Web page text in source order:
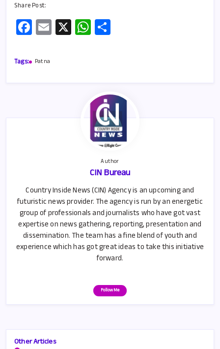
Share Post:
Fa
ce
b
E
m
X W
h
A
p
p
Tags: Patna
Author
CIN Bureau
Country Inside News (CIN) Agency is an upcoming and
futuristic news provider. The agency is run by an energetic
group of professionals and journalists who have got vast
expertise on news gathering, reporting, presentation and
dissemination. The team has a fine blend of youth and
experience which has got great ideas to take this initiative
forward.
Follow Me
Other Articles